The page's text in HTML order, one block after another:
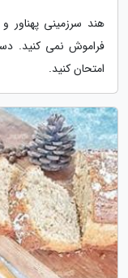
هند سرزمینی پهناور
فراموش نمی کنید.
امتحان کنید.